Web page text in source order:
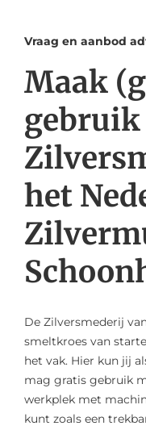
Vraag en aanbod
Maak
gebruik
het
De Zilversmederij
smeltkroes van
het vak. Hier kun jij
mag gratis gebruik
werkplek met
kunt zoals een